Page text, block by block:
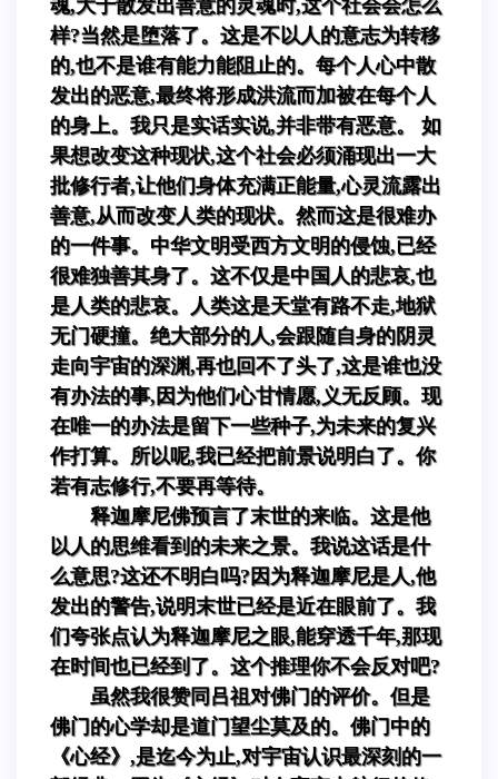
魂,大于散发出善意的灵魂时,这个社会会怎么
样?当然是堕落了。这是不以人的意志为转移
的,也不是谁有能力能阻止的。每个人心中散
发出的恶意,最终将形成洪流而加被在每个人
的身上。我只是实话实说,并非带有恶意。 如
果想改变这种现状,这个社会必须涌现出一大
批修行者,让他们身体充满正能量,心灵流露出
善意,从而改变人类的现状。然而这是很难办
的一件事。中华文明受西方文明的侵蚀,已经
很难独善其身了。这不仅是中国人的悲哀,也
是人类的悲哀。人类这是天堂有路不走,地狱
无门硬撞。绝大部分的人,会跟随自身的阴灵
走向宇宙的深渊,再也回不了头了,这是谁也没
有办法的事,因为他们心甘情愿,义无反顾。现
在唯一的办法是留下一些种子,为未来的复兴
作打算。所以呢,我已经把前景说明白了。你
若有志修行,不要再等待。
释迦摩尼佛预言了末世的来临。这是他
以人的思维看到的未来之景。我说这话是什
么意思?这还不明白吗?因为释迦摩尼是人,他
发出的警告,说明末世已经是近在眼前了。我
们夸张点认为释迦摩尼之眼,能穿透千年,那现
在时间也已经到了。这个推理你不会反对吧?
虽然我很赞同吕祖对佛门的评价。但是
佛门的心学却是道门望尘莫及的。佛门中的
《心经》,是迄今为止,对宇宙认识最深刻的一